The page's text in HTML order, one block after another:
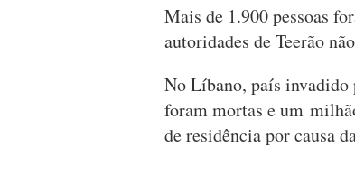
Mais de 1.900 pessoas
autoridades de Teerão
No Líbano, país invadido
foram mortas e um
de residência por causa